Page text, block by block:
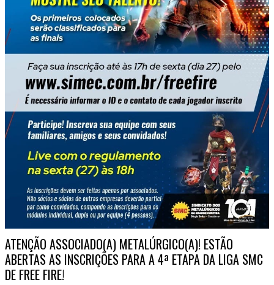
ATENÇÃO ASSOCIADO(A) METALÚRGICO(A)! ESTÃO
ABERTAS AS INSCRIÇÕES PARA A 4ª ETAPA DA LIGA SMC
DE FREE FIRE!